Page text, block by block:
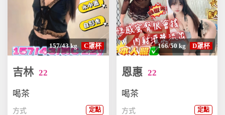
157/43 kg C罩杯
吉林22
喝茶
方式 定點
166/50 kg D罩杯
恩惠 22
喝茶
方式 定點